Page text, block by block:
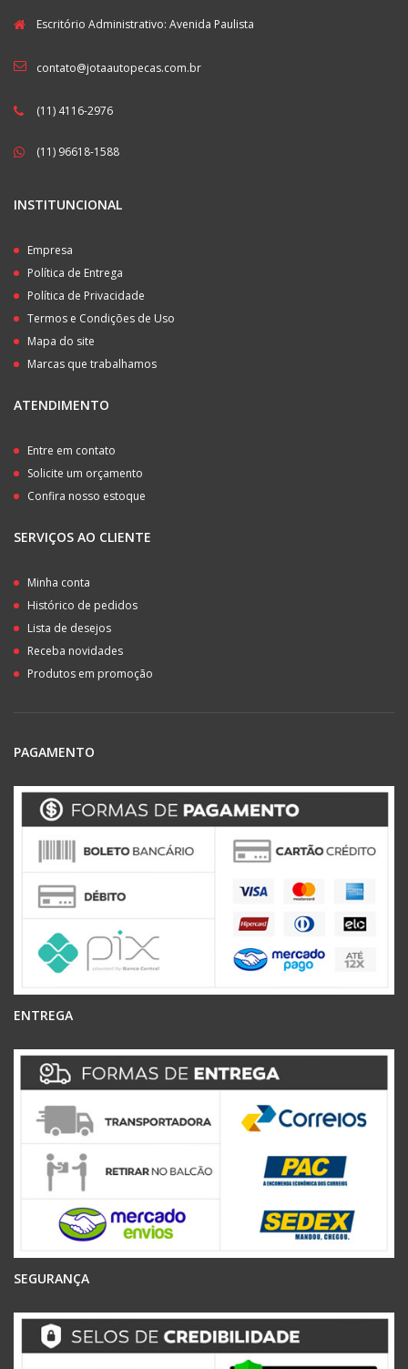
Escritório Administrativo: Avenida Paulista
contato@jotaautopecas.com.br
(11) 4116-2976
(11) 96618-1588
INSTITUNCIONAL
Empresa
Política de Entrega
Política de Privacidade
Termos e Condições de Uso
Mapa do site
Marcas que trabalhamos
ATENDIMENTO
Entre em contato
Solicite um orçamento
Confira nosso estoque
SERVIÇOS AO CLIENTE
Minha conta
Histórico de pedidos
Lista de desejos
Receba novidades
Produtos em promoção
PAGAMENTO
ENTREGA
SEGURANÇA